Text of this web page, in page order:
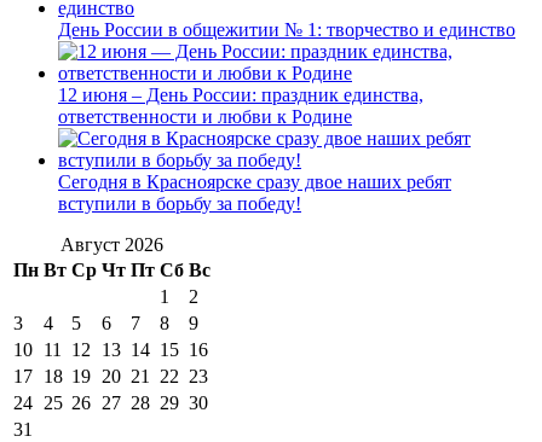
День России в общежитии № 1: творчество и единство
12 июня – День России: праздник единства,
ответственности и любви к Родине
Сегодня в Красноярске сразу двое наших ребят
вступили в борьбу за победу!
Август 2026
Пн Вт Ср Чт Пт Сб Вс
1
2
3
4 5 6 7 8
9
10 11 12 13 14 15 16
17 18 19 20 21 22 23
24 25 26 27 28 29 30
31